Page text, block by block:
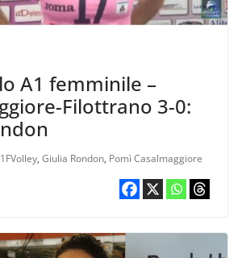
A1 femminile –
Filottrano 3-0:
, Giulia Rondon, Pomì Casalmaggiore